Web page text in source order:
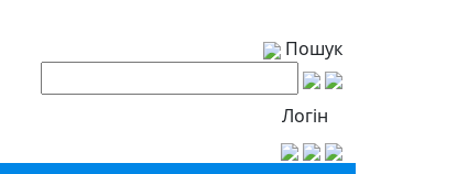
Пошук
Логін